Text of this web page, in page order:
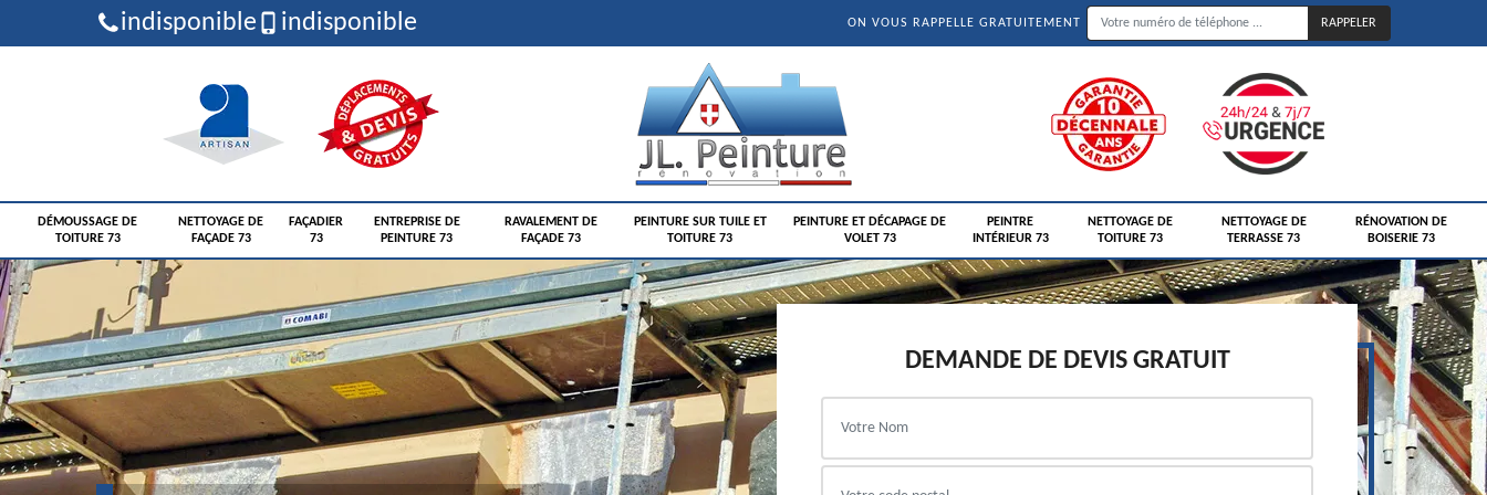
indisponible indisponible ON VOUS RAPPELLE GRATUITEMENT
DÉMOUSSAGE DE
TOITURE 73
NETTOYAGE DE
FAÇADE 73
FAÇADIER
73
ENTREPRISE DE
PEINTURE 73
RAVALEMENT DE
FAÇADE 73
PEINTURE SUR TUILE ET
TOITURE 73
PEINTURE ET DÉCAPAGE DE
VOLET 73
PEINTRE
INTÉRIEUR 73
NETTOYAGE DE
TOITURE 73
NETTOYAGE DE
TERRASSE 73
RÉNOVATION DE
BOISERIE 73
DEMANDE DE DEVIS GRATUIT